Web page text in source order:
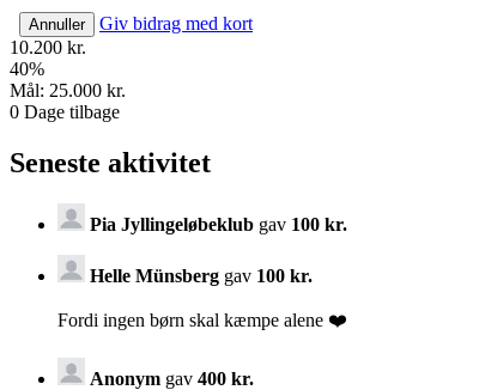
Annuller
Giv bidrag med kort
10.200 kr.
40%
Mål: 25.000 kr.
0 Dage tilbage
Seneste aktivitet
Pia Jyllingeløbeklub gav 100 kr.
Helle Münsberg gav 100 kr.
Fordi ingen børn skal kæmpe alene ❤️
Anonym gav 400 kr.